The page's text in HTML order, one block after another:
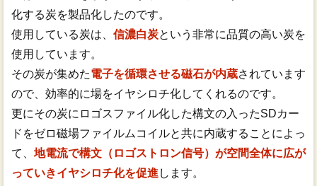
化する炭を製品化したのです。
使用している炭は、 信濃白炭という非常に品質の高い炭を
使用しています。
その炭が集めた電子を循環させる磁石が内蔵されています
ので、効率的に場をイヤシロチ化してくれるのです。
更にその炭にロゴスファイル化した構文の入ったSDカー
ドをゼロ磁場ファイルムコイルと共に内蔵することによっ
て、 地電流で構文（ロゴストロン信号）が空間全体に広が
っていきイヤシロチ化を促進します。